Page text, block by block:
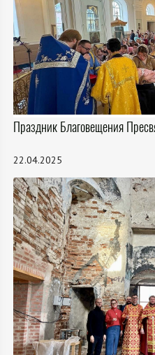
Праздник Благовещения
22.04.2025